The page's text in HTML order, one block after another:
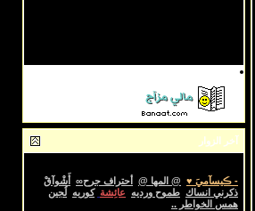
آخر الزوار
- ڪيسآميَ ♥ @ المها @ أحتراف جرح∞ أَشْوآقْ
ذكرني انساك طموح ورديه عائِشة كوريه لُجين
همس الخواطر ..